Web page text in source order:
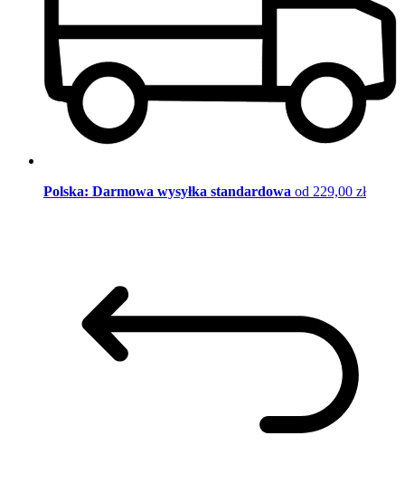
Polska: Darmowa wysyłka standardowa od 229,00 zł